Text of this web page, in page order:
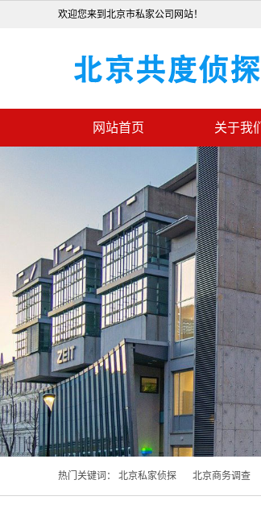
欢迎您来到北京市私家公司网站！
网站首页 关于我们
热门关键词： 北京私家侦探 北京商务调查